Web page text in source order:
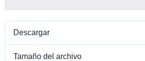
Descargar
Tamaño del archivo